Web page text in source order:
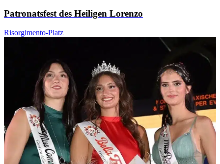
Patronatsfest des Heiligen Lorenzo
Risorgimento-Platz